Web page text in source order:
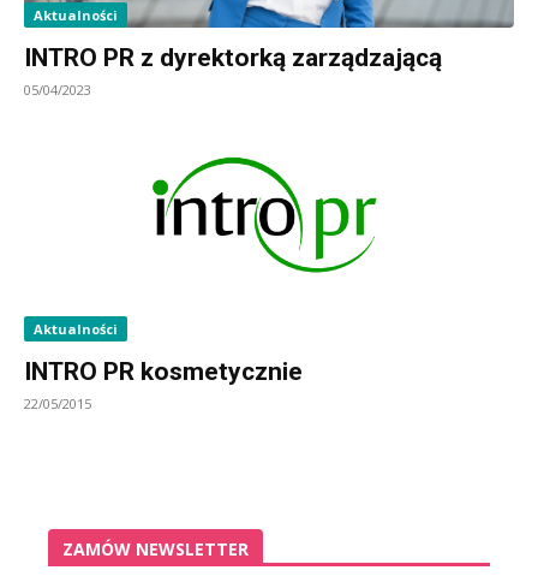
Aktualności
INTRO PR z dyrektorką zarządzającą
05/04/2023
Aktualności
INTRO PR kosmetycznie
22/05/2015
ZAMÓW NEWSLETTER